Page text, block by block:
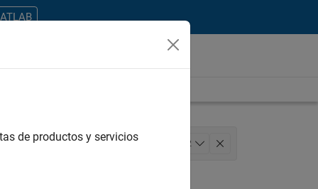
Program Management 2
de productos y servicios